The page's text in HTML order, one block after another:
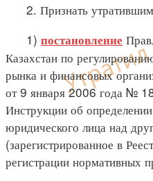
2. Признать
1) постановление
Казахстан по
рынка и финансовых
от 9 января 2006 года №
Инструкции об
юридического лица над
(зарегистрированное в
регистрации нормативных